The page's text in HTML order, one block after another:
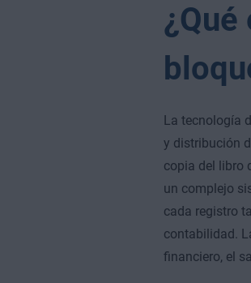
La tecnología
y distribución
copia del libro
un complejo
cada registro
contabilidad.
financiero, el